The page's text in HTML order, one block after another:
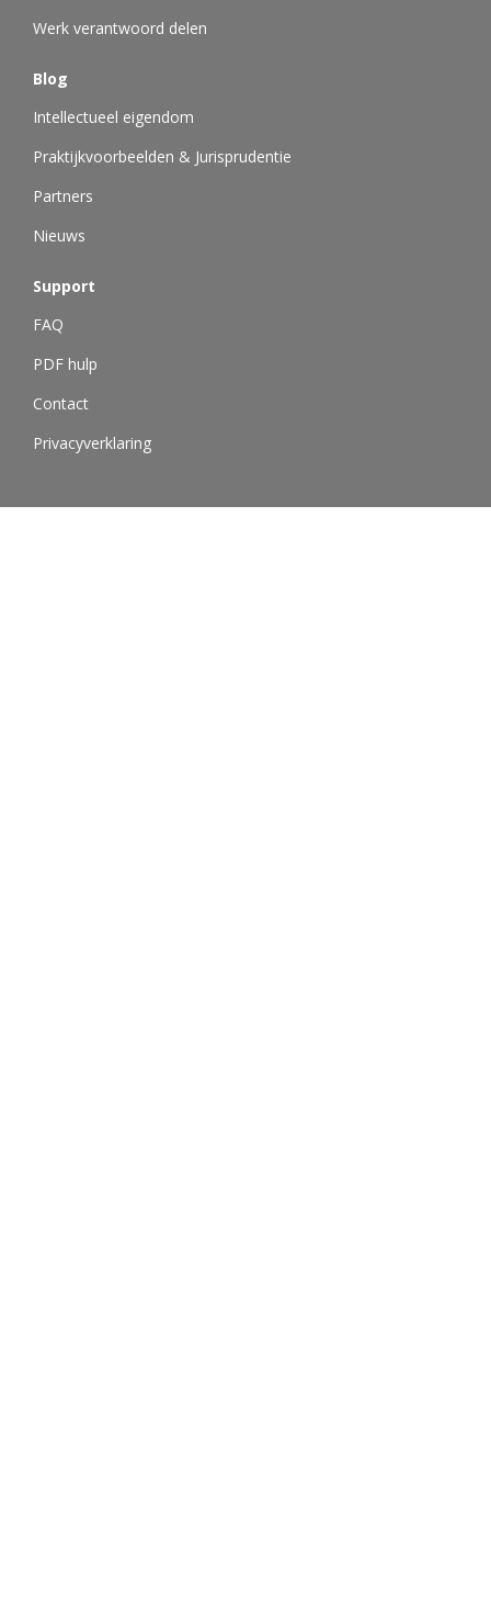
Werk verantwoord delen
Blog
Intellectueel eigendom
Praktijkvoorbeelden & Jurisprudentie
Partners
Nieuws
Support
FAQ
PDF hulp
Contact
Privacyverklaring